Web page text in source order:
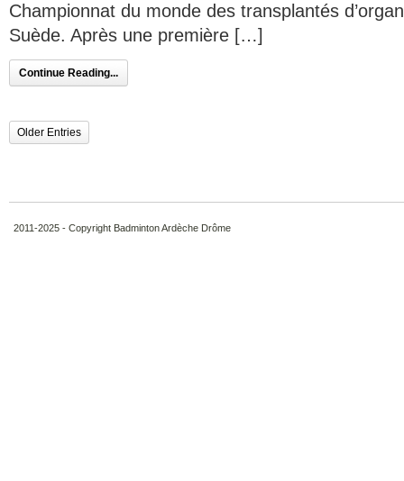
Championnat du monde des transplantés
Suède. Après une première […]
Continue Reading...
Older Entries
2011-2025 - Copyright Badminton Ardèche Drôme